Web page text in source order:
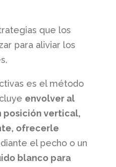
que los
para aliviar los
es el método
envolver al
posición vertical,
ofrecerle
el pecho o un
blanco para